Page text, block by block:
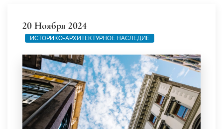
20 Ноября 2024
ИСТОРИКО-АРХИТЕКТУРНОЕ НАСЛЕДИЕ